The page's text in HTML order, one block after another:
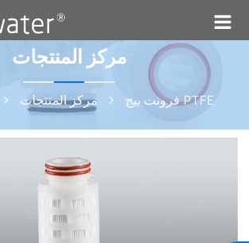
مركز المنتجات
فرونت بيج مركز المنتجات سلسلة PTFE